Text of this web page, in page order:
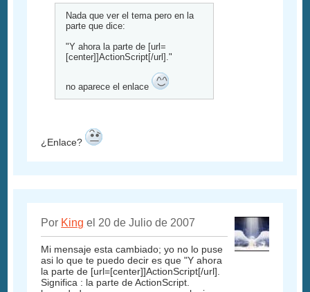
Nada que ver el tema pero en la
parte que dice:
"Y ahora la parte de [url=
[center]]ActionScript[/url]."
no aparece el enlace
¿Enlace?
Por King el 20 de Julio de 2007
Mi mensaje esta cambiado; yo no lo puse
asi lo que te puedo decir es que "Y ahora
la parte de [url=[center]]ActionScript[/url].
Significa : la parte de ActionScript.